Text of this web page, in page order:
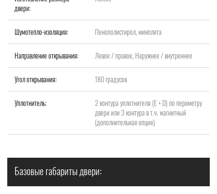
двери:
Шумотепло-изоляция: Пенополистирол, минплита
Направление открывания: Левое / правое, Наружнее / внутреннее
Угол открывания: 180 градусов
Уплотнитель:
2 контура уплотнителя (Е + D) по периметру
двери или 3 контура в т.ч. магнитный
(дополнительная опция)
Базовые габариты двери: